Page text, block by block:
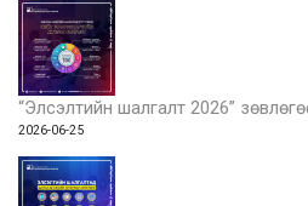
“Элсэлтийн шалгалт 2026”
2026-06-25